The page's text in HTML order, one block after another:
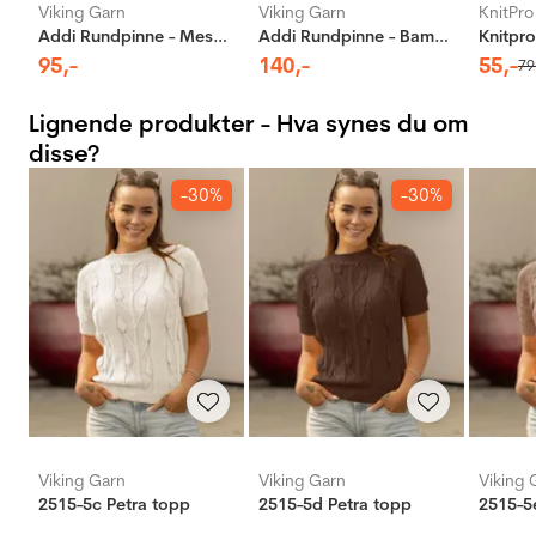
Viking Garn
Addi Rundpinne - Messing
95,-
Viking Garn
Addi Rundpinne - Bambus
140,-
KnitPro
55,-79
Lignende produkter - Hva synes du om
disse?
-30%
Viking Garn
2515-5c Petra topp
-30%
Viking Garn
2515-5d Petra topp
Viking
2515-